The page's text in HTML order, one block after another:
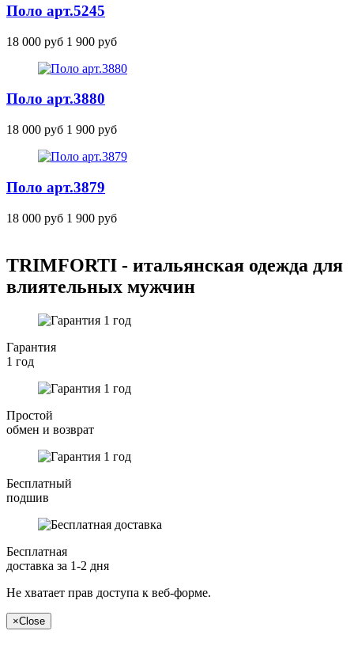
Поло арт.5245
18 000 руб 1 900 руб
Поло арт.3880
18 000 руб 1 900 руб
Поло арт.3879
18 000 руб 1 900 руб
TRIMFORTI - итальянская одежда для
влиятельных мужчин
Гарантия
1 год
Простой
обмен и возврат
Бесплатный
подшив
Бесплатная
доставка за 1-2 дня
Не хватает прав доступа к веб-форме.
×Close